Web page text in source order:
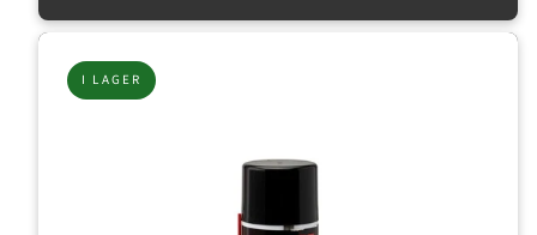
I LAGER